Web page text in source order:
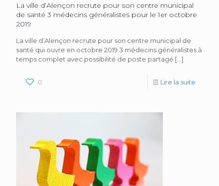
La ville d’Alençon recrute pour son centre municipal
de santé 3 médecins généralistes pour le 1er octobre
2019
La ville d’Alençon recrute pour son centre municipal de
santé qui ouvre en octobre 2019 3 médecins généralistes à
temps complet avec possibilité de poste partagé […]
0 Lire la suite